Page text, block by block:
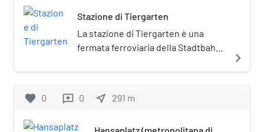
Stazione di Tiergarten
La stazione di Tiergarten è una
fermata ferroviaria della Stadtbahn
del Großer Tiergarten tra le stazioni
sulla Straße des 17. Juni, nel
navigate_next
favorite 0 reviews 0 near_me 291 m